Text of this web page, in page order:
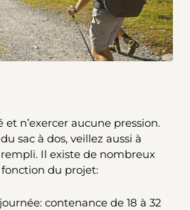
n’exercer aucune pression.
sac à dos, veillez aussi à
rempli. Il existe de nombreux
fonction du projet:
contenance de 18 à 32